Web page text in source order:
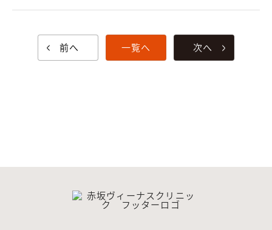
前へ 一覧へ 次へ